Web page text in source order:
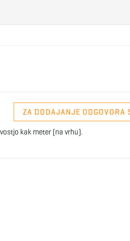
ZA DODAJANJE ODGOVORA
kak meter (na vrhu).